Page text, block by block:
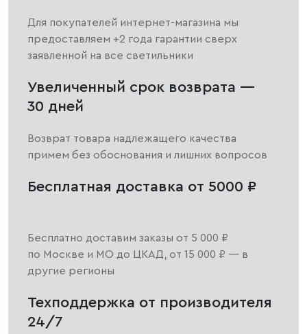
Для покупателей интернет-магазина мы
предоставляем +2 года гарантии сверх
заявленной на все светильники
Увеличенный срок возврата —
30 дней
Возврат товара надлежащего качества
примем без обоснования и лишних вопросов
Бесплатная доставка от 5000 ₽
Бесплатно доставим заказы от 5 000 ₽
по Москве и МО до ЦКАД, от 15 000 ₽ — в
другие регионы
Техподдержка от производителя
24/7